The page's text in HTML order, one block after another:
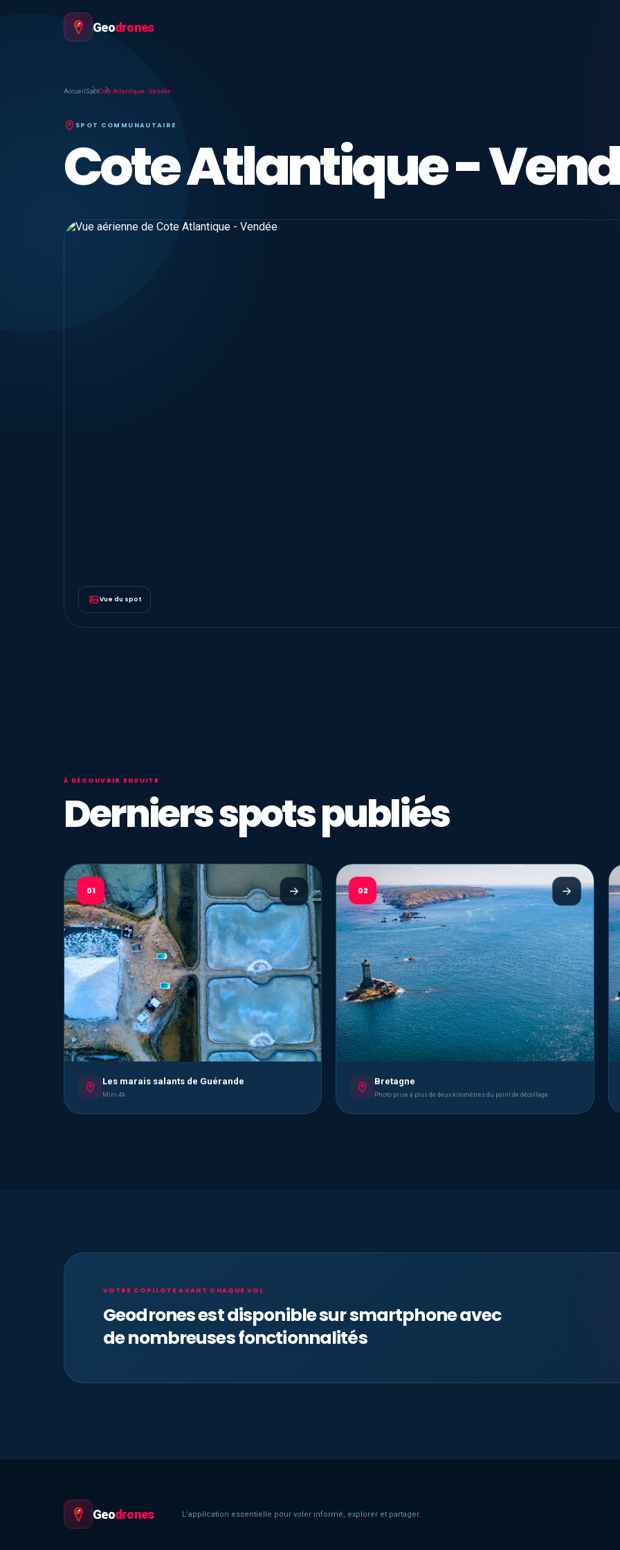
Geodrones
Accueil SpotCote Atlantique - Vendée
SPOT COMMUNAUTAIRE
Cote Atlantique -
Vue du spot
À DÉCOUVRIR ENSUITE
Derniers spots publiés
01
Les marais salants de Guérande
Mini 4k
02
Bretagne
Photo prise à plus de deux kilomètres du point de décollage
VOTRE COPILOTE AVANT CHAQUE VOL
Geodrones est disponible sur smartphone avec
de nombreuses fonctionnalités
Geodrones L’application essentielle pour voler informé, explorer et partager.